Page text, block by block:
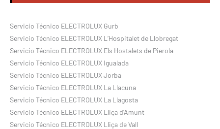
Servicio Técnico ELECTROLUX Gurb
Servicio Técnico ELECTROLUX L’Hospitalet de Llobregat
Servicio Técnico ELECTROLUX Els Hostalets de Pierola
Servicio Técnico ELECTROLUX Igualada
Servicio Técnico ELECTROLUX Jorba
Servicio Técnico ELECTROLUX La Llacuna
Servicio Técnico ELECTROLUX La Llagosta
Servicio Técnico ELECTROLUX Lliça d’Amunt
Servicio Técnico ELECTROLUX Lliça de Vall